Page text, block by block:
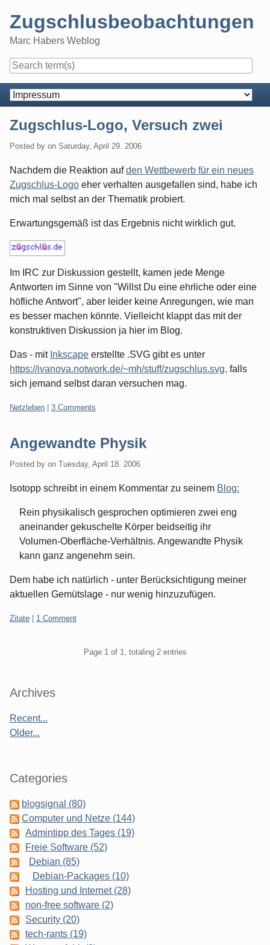
content
Zugschlusbeobachtungen
Marc Habers Weblog
Navigation
Zugschlus-Logo, Versuch zwei
Posted by on Saturday, April 29. 2006
Nachdem die Reaktion aufden Wettbewerb für ein neues
Zugschlus-Logo eher verhalten ausgefallen sind, habe ich
mich mal selbst an der Thematik probiert.
Erwartungsgemäß ist das Ergebnis nicht wirklich gut.
Im IRC zur Diskussion gestellt, kamen jede Menge
Antworten im Sinne von "Willst Du eine ehrliche oder eine
höfliche Antwort", aber leider keine Anregungen, wie man
es besser machen könnte. Vielleicht klappt das mit der
konstruktiven Diskussion ja hier im Blog.
Das - mit Inkscape erstellte .SVG gibt es unter
https://ivanova.notwork.de/~mh/stuff/zugschlus.svg, falls
sich jemand selbst daran versuchen mag.
Categories:
Netzleben 3 Comments
Angewandte Physik
Posted by on Tuesday, April 18. 2006
Isotopp schreibt in einem Kommentar zu seinem Blog:
Rein physikalisch gesprochen optimieren zwei eng
aneinander gekuschelte Körper beidseitig ihr
Volumen-Oberfläche-Verhältnis. Angewandte Physik
kann ganz angenehm sein.
Dem habe ich natürlich - unter Berücksichtigung meiner
aktuellen Gemütslage - nur wenig hinzuzufügen.
Categories:
Zitate 1 Comment
Page 1 of 1, totaling 2 entries
Sidebar
Archives
Recent...
Older...
Categories
blogsignal (80)
Computer und Netze (144)
Admintipp des Tages (19)
Freie Software (52)
Debian (85)
Debian-Packages (10)
Hosting und Internet (28)
non-free software (2)
Security (20)
tech-rants (19)